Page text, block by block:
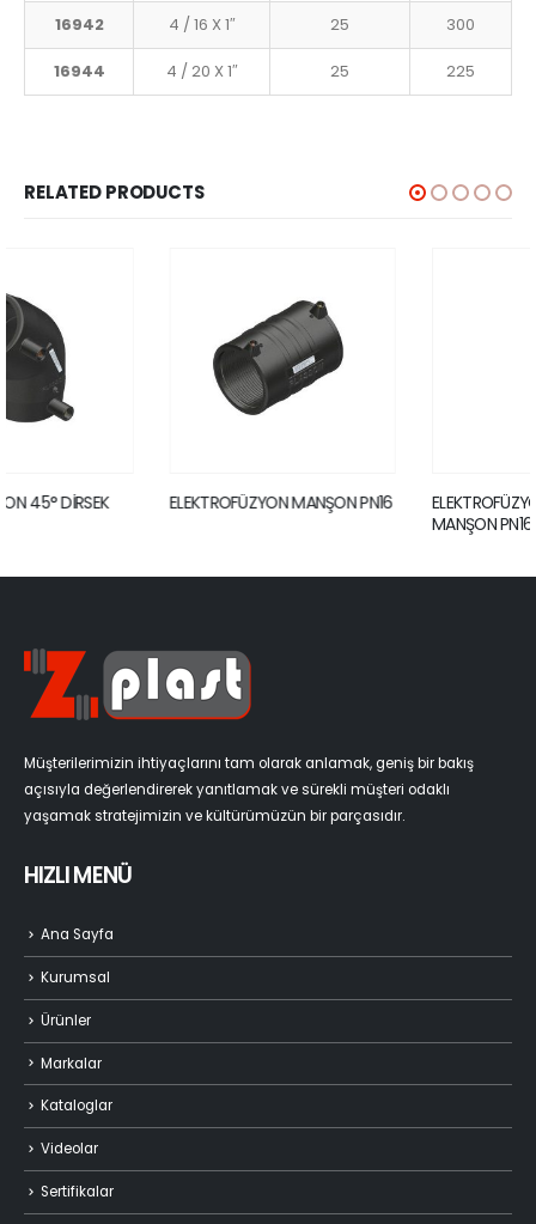
16942 4 / 16 X 1″ 25 300
16944 4 / 20 X 1″ 25 225
RELATED PRODUCTS
ELEKTROFÜZYON MANŞON PN16
ELEKTROFÜZYON UZUN
Müşterilerimizin ihtiyaçlarını tam olarak anlamak, geniş bir bakış
açısıyla değerlendirerek yanıtlamak ve sürekli müşteri odaklı
yaşamak stratejimizin ve kültürümüzün bir parçasıdır.
HIZLI MENÜ
Ana Sayfa
Kurumsal
Ürünler
Markalar
Kataloglar
Videolar
Sertifikalar